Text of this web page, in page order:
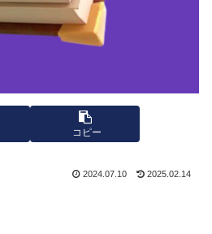
コピー
2024.07.10 2025.02.14